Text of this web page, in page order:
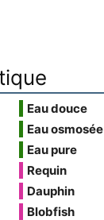
Eau douce
Eau osmosée
Eau pure
Requin
Dauphin
Blobfish